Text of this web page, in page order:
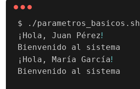
$ ./parametros_basicos.sh
¡Hola, Juan Pérez!
Bienvenido al sistema
¡Hola, María García!
Bienvenido al sistema